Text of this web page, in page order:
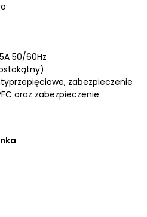
50/60Hz
zabezpieczenie
oraz zabezpieczenie